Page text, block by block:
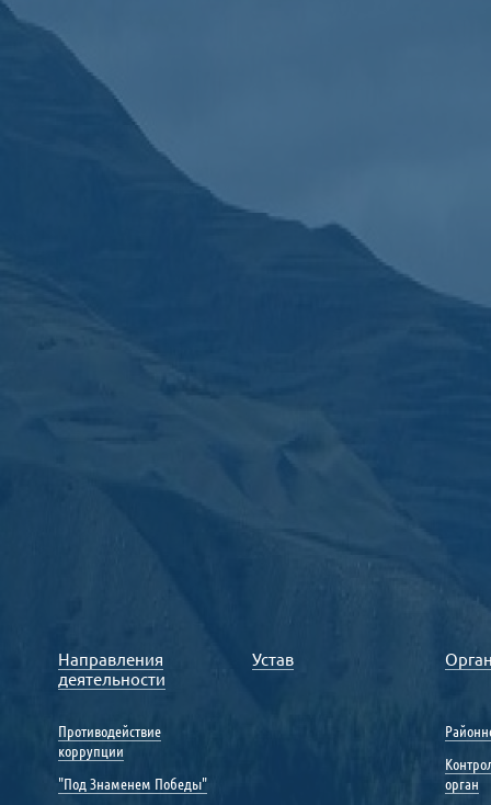
Направления
деятельности
Противодействие
коррупции
"Под Знаменем Победы"
Устав
орган